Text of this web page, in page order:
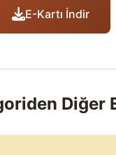
E-Kartı İndir
Diğer